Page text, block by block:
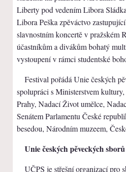
Liberty pod vedením Libora
Libora Peška zpěváctvo
slavnostním koncertě v
účastníkům a divákům bohatý
vystoupení v rámci studentské
Festival pořádá Unie českých
spolupráci s Ministerstvem
Prahy, Nadací Život umělce,
Senátem Parlamentu České
besedou, Národním muzeem,
Unie českých pěveckých sborů
UČPS je střešní organizací pro